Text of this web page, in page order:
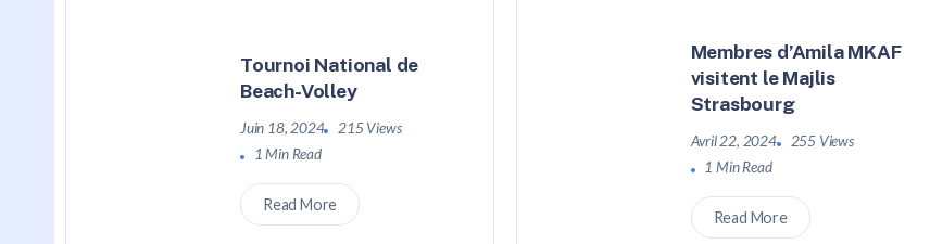
Tournoi National de
Beach-Volley
Juin 18, 2024
215 Views
1 Min Read
Read More
Membres d’Amila MKAF
visitent le Majlis
Strasbourg
Avril 22, 2024
255 Views
1 Min Read
Read More